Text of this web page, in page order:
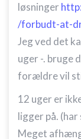
løsninger
/forbudt-at-
Jeg ved det
uger -. bruge
forældre vil
12 uger er
ligger på.
Meget